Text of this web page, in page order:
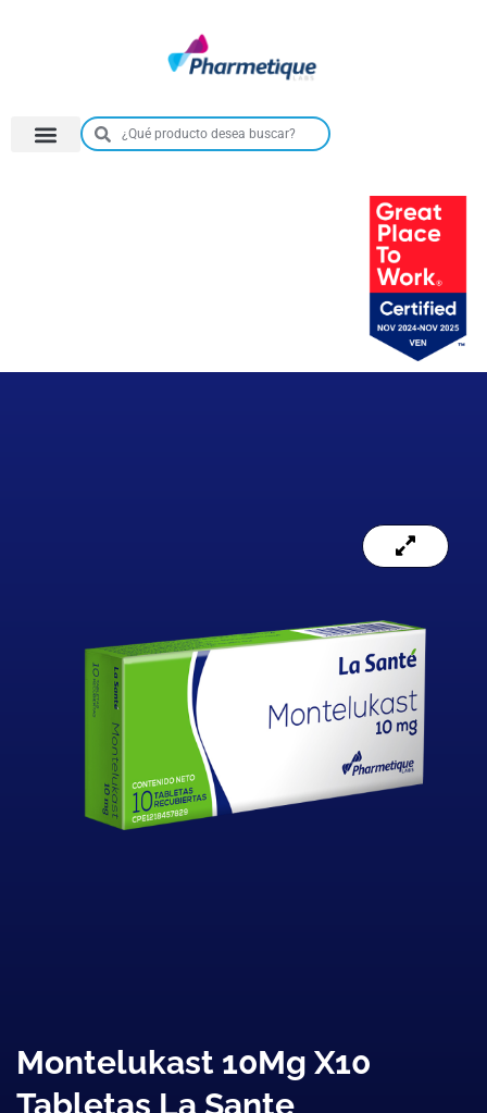
Montelukast 10Mg X10
Tabletas La Sante